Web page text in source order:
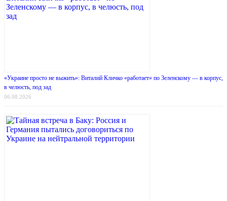
«Украине просто не выжить»: Виталий Кличко «работает» по Зеленскому — в корпус,
в челюсть, под зад
06.08.2026